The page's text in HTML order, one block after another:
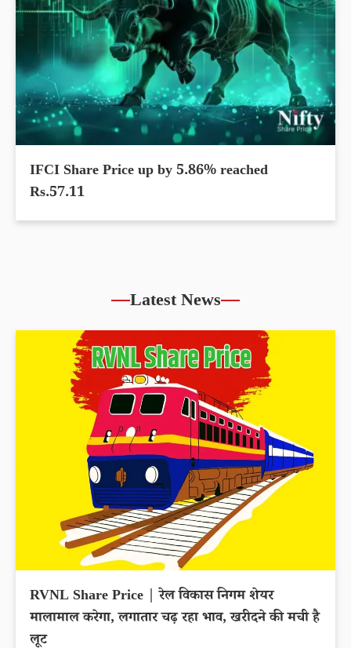
IFCI Share Price up by 5.86% reached
Rs.57.11
Latest News
RVNL Share Price | रेल विकास निगम शेयर
मालामाल करेगा, लगातार चढ़ रहा भाव, खरीदने की मची है
लूट